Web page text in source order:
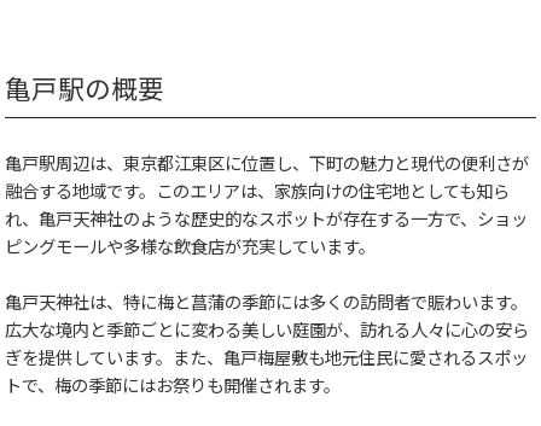
亀戸駅の概要
亀戸駅周辺は、東京都江東区に位置し、下町の魅力と現代の便利さが
融合する地域です。このエリアは、家族向けの住宅地としても知ら
れ、亀戸天神社のような歴史的なスポットが存在する一方で、ショッ
ピングモールや多様な飲食店が充実しています。
亀戸天神社は、特に梅と菖蒲の季節には多くの訪問者で賑わいます。
広大な境内と季節ごとに変わる美しい庭園が、訪れる人々に心の安ら
ぎを提供しています。また、亀戸梅屋敷も地元住民に愛されるスポッ
トで、梅の季節にはお祭りも開催されます。